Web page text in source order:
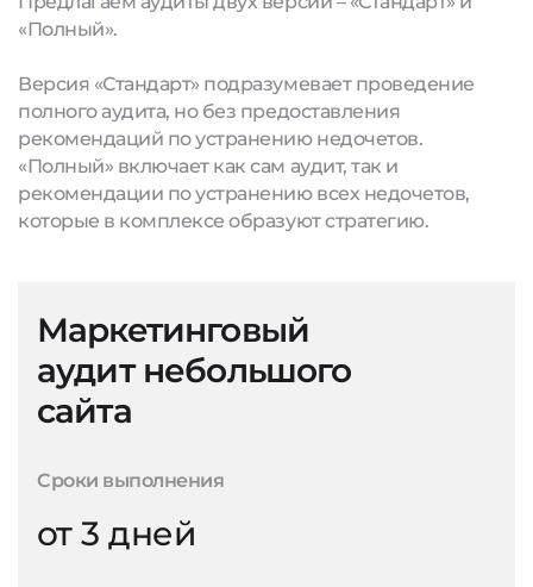
«Полный».
Версия «Стандарт» подразумевает проведение
полного аудита, но без предоставления
рекомендаций по устранению недочетов.
«Полный» включает как сам аудит, так и
рекомендации по устранению всех недочетов,
которые в комплексе образуют стратегию.
Маркетинговый
аудит небольшого
сайта
Сроки выполнения
от 3 дней